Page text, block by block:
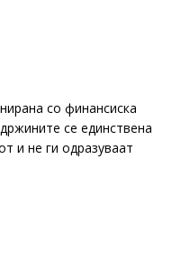
со финансиска
се единствена
и не ги одразуваат